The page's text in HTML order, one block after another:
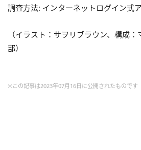
調査方法: インターネットログイン式
（イラスト：サヲリブラウン、構成
部）
※この記事は2023年07月16日に公開されたものです